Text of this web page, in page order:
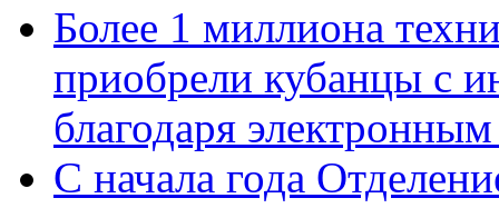
Более 1 миллиона
приобрели кубанцы с
благодаря
С начала года